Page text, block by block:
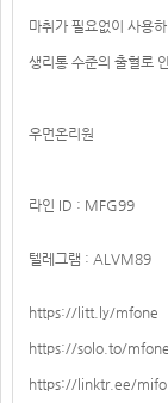
마취가 필요없이 사용
생리통 수준의 출혈로
우먼온리원
라인 ID : MFG99
텔레그램 : ALVM89
https://litt.ly/mfone
https://solo.to/mfone
https://linktr.ee/